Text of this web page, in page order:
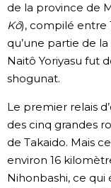
de la province de
Kô), compilé entre
qu’une partie de
Naitô Yoriyasu fut
shogunat.
Le premier relais
des cinq grandes
de Takaido. Mais
environ 16
Nihonbashi, ce